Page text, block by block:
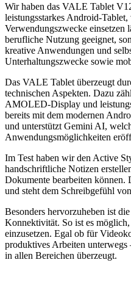
Wir haben das VALE Tablet
leistungsstarkes Android-
Verwendungszwecke einsetzen
berufliche Nutzung geeignet,
kreative Anwendungen und
Unterhaltungszwecke sowie
Das VALE Tablet überzeugt
technischen Aspekten. Dazu
AMOLED-Display und
bereits mit dem modernen
und unterstützt Gemini AI,
Anwendungsmöglichkeiten
Im Test haben wir den Active
handschriftliche Notizen
Dokumente bearbeiten können.
und steht dem Schreibgefühl
Besonders hervorzuheben ist
Konnektivität. So ist es
einzusetzen. Egal ob für
produktives Arbeiten
in allen Bereichen überzeugt.